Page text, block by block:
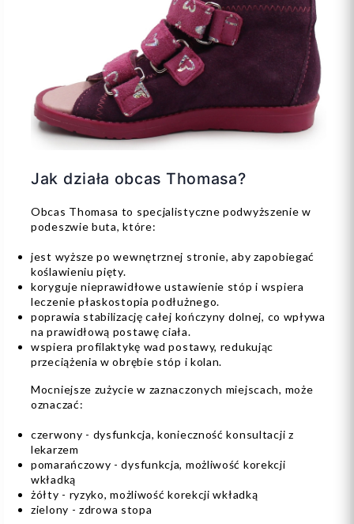
Jak działa obcas Thomasa?
Obcas Thomasa to specjalistyczne podwyższenie w
podeszwie buta, które:
jest wyższe po wewnętrznej stronie, aby zapobiegać
koślawieniu pięty.
koryguje nieprawidłowe ustawienie stóp i wspiera
leczenie płaskostopia podłużnego.
poprawia stabilizację całej kończyny dolnej, co wpływa
na prawidłową postawę ciała.
wspiera profilaktykę wad postawy, redukując
przeciążenia w obrębie stóp i kolan.
Mocniejsze zużycie w zaznaczonych miejscach, może
oznaczać:
czerwony - dysfunkcja, konieczność konsultacji z
lekarzem
pomarańczowy - dysfunkcja, możliwość korekcji
wkładką
żółty - ryzyko, możliwość korekcji wkładką
zielony - zdrowa stopa